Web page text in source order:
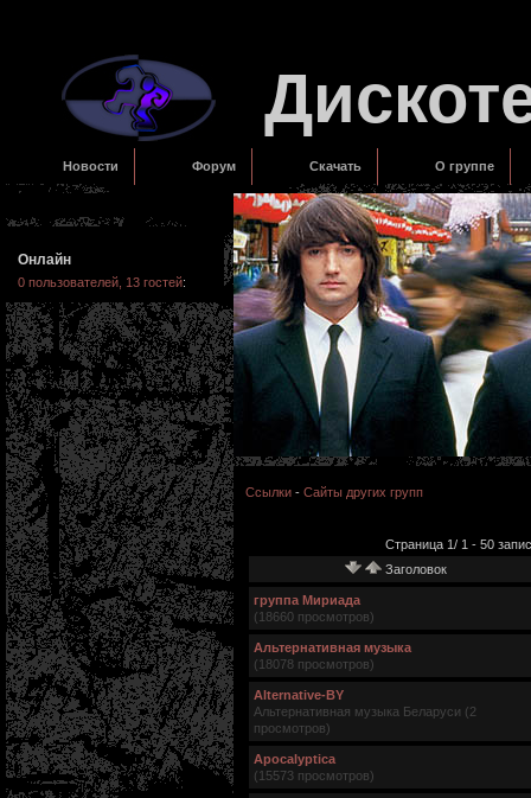
Новости Форум Скачать О группе
Онлайн
0 пользователей, 13 гостей:
Ссылки - Сайты других групп
Страница 1/ 1 - 50
Заголовок
группа Мириада
(18660 просмотров)
Альтернативная музыка
(18078 просмотров)
Alternative-BY
Альтернативная музыка Беларуси (2
просмотров)
Apocalyptica
(15573 просмотров)